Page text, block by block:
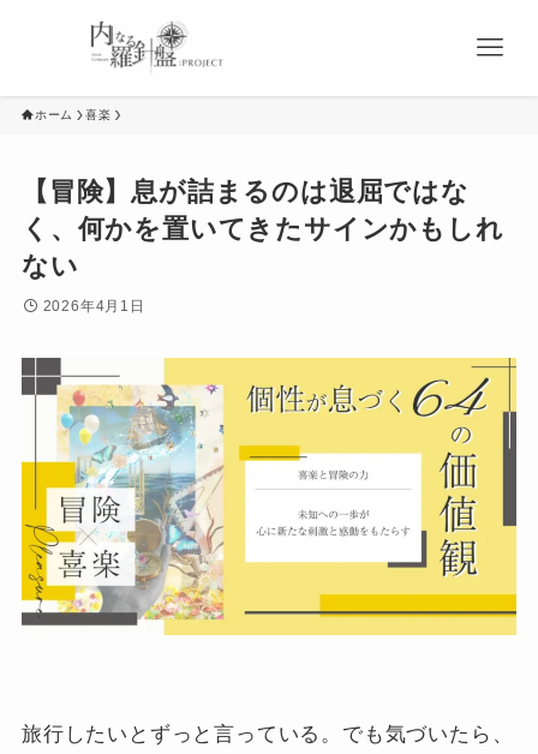
ホーム 喜楽
【冒険】息が詰まるのは退屈ではな
く、何かを置いてきたサインかもしれ
ない
2026年4月1日
旅行したいとずっと言っている。でも気づいたら、